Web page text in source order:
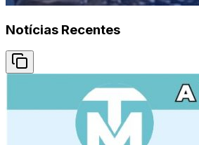
Notícias Recentes